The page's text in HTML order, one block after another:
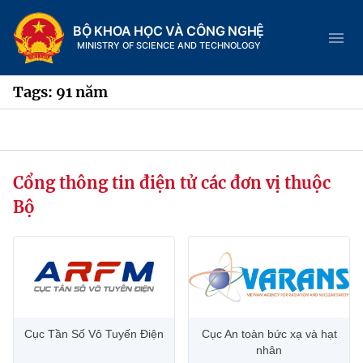
BỘ KHOA HỌC VÀ CÔNG NGHỆ
MINISTRY OF SCIENCE AND TECHNOLOGY
Trang chủ
Chức năng nhiệm vụ
Tin tức sự kiện
Hệ thống văn bản
Tags: 91 năm
Cổng thông tin điện tử các đơn vị thuộc
Bộ
Cục Tần Số Vô Tuyến Điện
Cục An toàn bức xạ và hạt
nhân